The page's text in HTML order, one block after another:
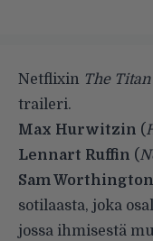
Netflixin The Titan
traileri.
Max Hurwitzin (
Lennart Ruffin (
Sam
sotilaasta, joka
jossa ihmisestä